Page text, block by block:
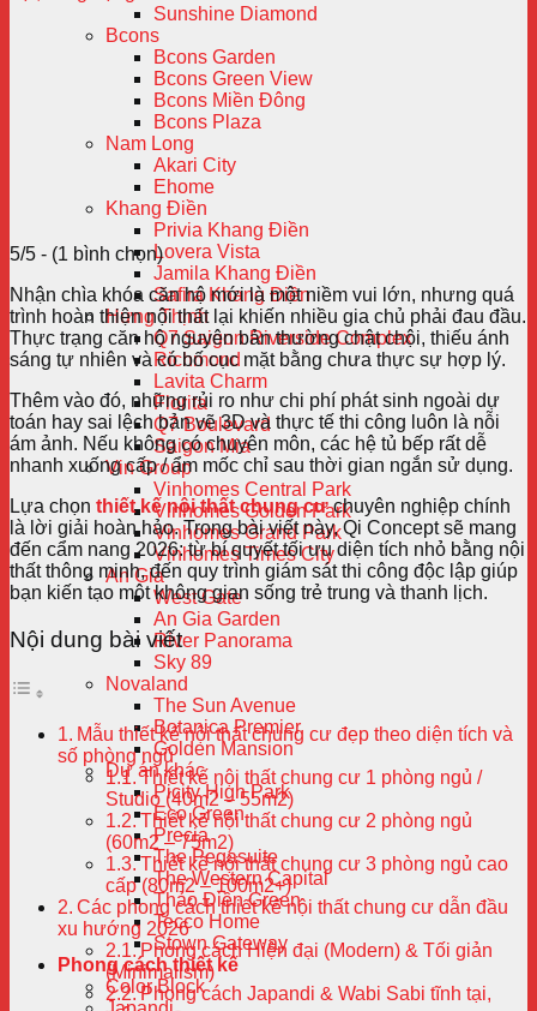
Sunshine Diamond
Bcons
Bcons Garden
Bcons Green View
Bcons Miền Đông
Bcons Plaza
Nam Long
Akari City
Ehome
Khang Điền
Privia Khang Điền
Lovera Vista
Jamila Khang Điền
Safira Khang Điền
Hưng Thịnh
Q7 Saigon Riverside Complex
Richmond
Lavita Charm
Florita
Q7 Boulevard
Saigon Mia
Vin Group
Vinhomes Central Park
Vinhomes Golden Park
Vinhomes Grand Park
Vinhomes Times City
An Gia
West Gate
An Gia Garden
River Panorama
Sky 89
Novaland
The Sun Avenue
Botanica Premier
Golden Mansion
Dự án khác
Picity High Park
Eco Green
Precia
The Pegasuite
The Western Capital
Thảo Điền Green
Tecco Home
Stown Gateway
Phong cách thiết kế
Color Block
5/5 - (1 bình chọn)
Nhận chìa khóa căn hộ mới là một niềm vui lớn, nhưng quá
trình hoàn thiện nội thất lại khiến nhiều gia chủ phải đau đầu.
Thực trạng căn hộ nguyên bản thường chật chội, thiếu ánh
sáng tự nhiên và có bố cục mặt bằng chưa thực sự hợp lý.
Thêm vào đó, những rủi ro như chi phí phát sinh ngoài dự
toán hay sai lệch bản vẽ 3D và thực tế thi công luôn là nỗi
ám ảnh. Nếu không có chuyên môn, các hệ tủ bếp rất dễ
nhanh xuống cấp / ẩm mốc chỉ sau thời gian ngắn sử dụng.
Lựa chọn thiết kế nội thất chung cưchuyên nghiệp chính
là lời giải hoàn hảo. Trong bài viết này, Qi Concept sẽ mang
đến cẩm nang 2026: từ bí quyết tối ưu diện tích nhỏ bằng nội
thất thông minh, đến quy trình giám sát thi công độc lập giúp
bạn kiến tạo một không gian sống trẻ trung và thanh lịch.
Nội dung bài viết
Mẫu thiết kế nội thất chung cư đẹp theo diện tích và
số phòng ngủ
Thiết kế nội thất chung cư 1 phòng ngủ /
Studio (40m2 – 55m2)
Thiết kế nội thất chung cư 2 phòng ngủ
(60m2 – 75m2)
Thiết kế nội thất chung cư 3 phòng ngủ cao
cấp (80m2 – 100m2+)
Các phong cách thiết kế nội thất chung cư dẫn đầu
xu hướng 2026
Phong cách Hiện đại (Modern) & Tối giản
(Minimalism)
Phong cách Japandi & Wabi Sabi tĩnh tại,